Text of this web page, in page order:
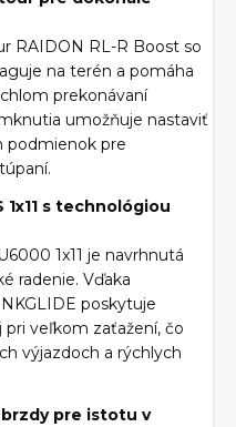
RAIDON RL-R Boost so
na terén a pomáha
prekonávaní
umožňuje nastaviť
podmienok pre
1x11 s technológiou
1x11 je navrhnutá
radenie. Vďaka
poskytuje
pri veľkom zaťažení, čo
výjazdoch a rýchlych
pre istotu v